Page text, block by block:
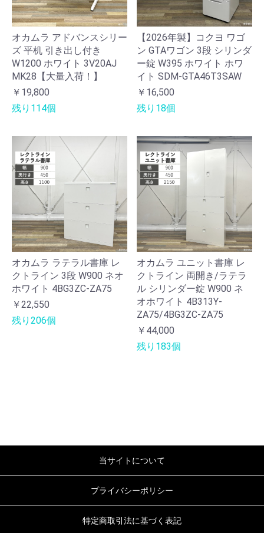
オカムラ アドバンスシリー
ズ 平机 引き出し付き
W1200 ホワイト 3V20AJ
MK28【大量入荷！】
￥19,800
残り114個
【2026年製】コクヨ ワゴ
ン GTAワゴン 3段 シリンダ
ー錠 W395 ホワイト ホワ
イト SDM-GTA46T3SAW
￥16,500
残り18個
オカムラ ラテラル書庫 レ
クトライン 3段 W900 ネオ
ホワイト 4BG3ZC-ZA75
￥22,550
残り206個
オカムラ ユニット書庫 レ
クトライン 両開き/ラテラ
ル シリンダー錠 W900 ネ
オホワイト 4B313Y-
ZA75/4BG3ZC-ZA75
￥44,000
残り183個
当サイトについて
プライバシーポリシー
特定商取引法に基づく表記